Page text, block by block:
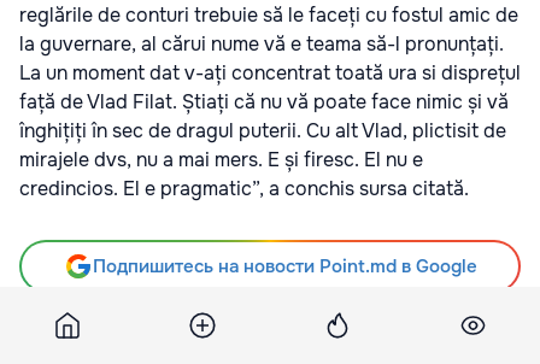
reglările de conturi trebuie să le faceți cu fostul amic de
la guvernare, al cărui nume vă e teama să-l pronunțați.
La un moment dat v-ați concentrat toată ura si disprețul
față de Vlad Filat. Știați că nu vă poate face nimic și vă
înghițiți în sec de dragul puterii. Cu alt Vlad, plictisit de
mirajele dvs, nu a mai mers. E și firesc. El nu e
credincios. El e pragmatic”, a conchis sursa citată.
Подпишитесь на новости Point.md в Google
Источник Ziarulnational